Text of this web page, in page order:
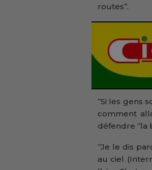
routes’’.
‘’Si les
comment
défendre ‘’la
‘’Je le dis
au ciel